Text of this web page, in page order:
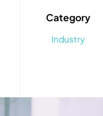
Category
Industry